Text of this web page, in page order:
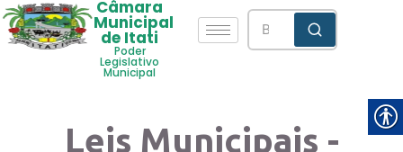
Câmara
Municipal
de Itati
Poder
Legislativo
Municipal
Leis Municipais -